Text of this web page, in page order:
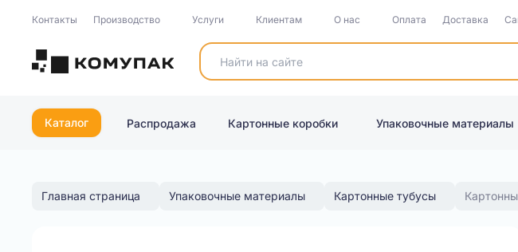
Контакты Производство Услуги Клиентам О нас Оплата Доставка
Каталог Распродажа Картонные коробки Упаковочные материалы
Главная страница Упаковочные материалы Картонные тубусы